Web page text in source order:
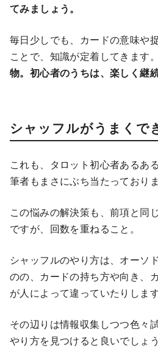
てみましょう。
毎日少しでも、カードの意味や
ことで、知識が定着してきます。
物。初心者のうちは、楽しく継
シャッフルがうまくで
これも、タロット初心者あるあ
筆者もまさにぶち当たっておりま
この悩みの解決策も、前項と同
ですが、回数を重ねること。
シャッフルのやり方は、オーソ
のの、カードの持ち方や向き、
が人によって違っていたりします
その辺りは情報収集しつつ色々
やり方を見つけると良いでしょう